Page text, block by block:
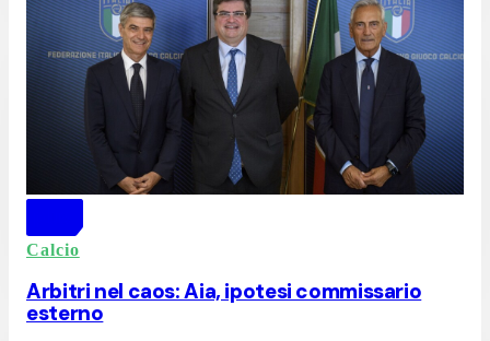
Calcio
Arbitri nel caos: Aia, ipotesi commissario
esterno